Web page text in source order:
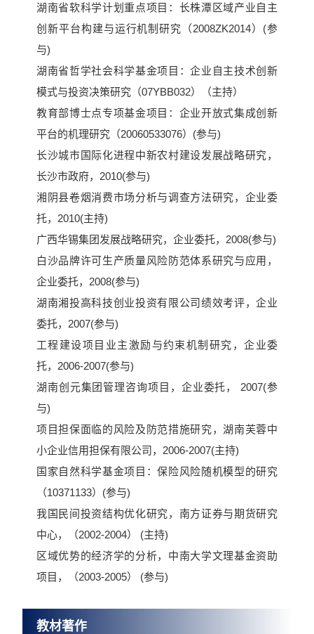
湖南省软科学计划重点项目：长株潭区域产业自主
创新平台构建与运行机制研究（2008ZK2014）(参
与)
湖南省哲学社会科学基金项目：企业自主技术创新
模式与投资决策研究（07YBB032）（主持）
教育部博士点专项基金项目：企业开放式集成创新
平台的机理研究（20060533076）(参与)
长沙城市国际化进程中新农村建设发展战略研究，
长沙市政府，2010(参与)
湘阴县卷烟消费市场分析与调查方法研究，企业委
托，2010(主持)
广西华锡集团发展战略研究，企业委托，2008(参与)
白沙品牌许可生产质量风险防范体系研究与应用，
企业委托，2008(参与)
湖南湘投高科技创业投资有限公司绩效考评，企业
委托，2007(参与)
工程建设项目业主激励与约束机制研究，企业委
托，2006-2007(参与)
湖南创元集团管理咨询项目，企业委托， 2007(参
与)
项目担保面临的风险及防范措施研究，湖南芙蓉中
小企业信用担保有限公司，2006-2007(主持)
国家自然科学基金项目：保险风险随机模型的研究
（10371133）(参与)
我国民间投资结构优化研究，南方证券与期货研究
中心，（2002-2004） (主持)
区域优势的经济学的分析，中南大学文理基金资助
项目，（2003-2005） (参与)
教材著作